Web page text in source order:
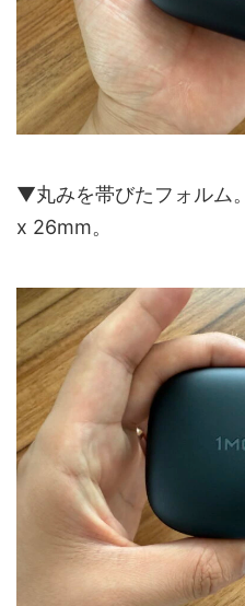
▼丸みを帯びたフォルム
x 26mm。